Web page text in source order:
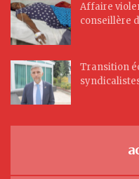
Affaire
conseillère
Transition